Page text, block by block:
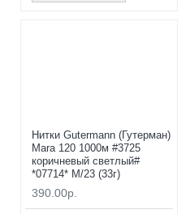
Нитки Gutermann (Гутерман)
Mara 120 1000м #3725
коричневый светлый#
*07714* M/23 (33г)
390.00р.